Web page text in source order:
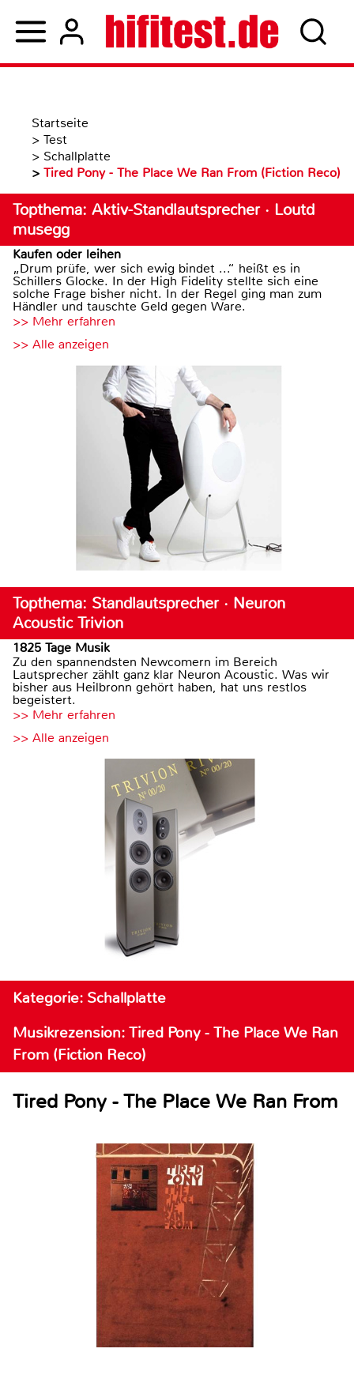
Startseite
> Test
> Schallplatte
> Tired Pony - The Place We Ran From (Fiction Reco)
Topthema: Aktiv-Standlautsprecher · Loutd
musegg
Kaufen oder leihen
„Drum prüfe, wer sich ewig bindet ...“ heißt es in
Schillers Glocke. In der High Fidelity stellte sich eine
solche Frage bisher nicht. In der Regel ging man zum
Händler und tauschte Geld gegen Ware.
>> Mehr erfahren
>> Alle anzeigen
Topthema: Standlautsprecher · Neuron
Acoustic Trivion
1825 Tage Musik
Zu den spannendsten Newcomern im Bereich
Lautsprecher zählt ganz klar Neuron Acoustic. Was wir
bisher aus Heilbronn gehört haben, hat uns restlos
begeistert.
>> Mehr erfahren
>> Alle anzeigen
Kategorie: Schallplatte
Musikrezension: Tired Pony - The Place We Ran
From (Fiction Reco)
Tired Pony - The Place We Ran From